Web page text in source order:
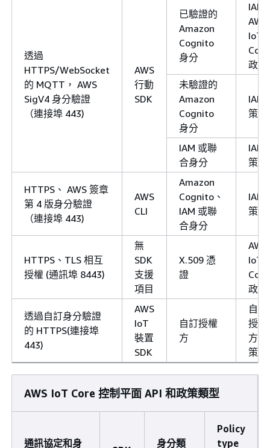
透過
HTTPS/WebSocket
的 MQTT， AWS
SigV4 身分驗證
（連接埠 443)
AWS
行動
SDK
已驗證的
Amazon
Cognito
身分
IAM
AWS
IoT
Core
政策
未驗證的
Amazon
Cognito
身分
IAM
策
IAM 或聯
合身分
IAM
策
HTTPS、 AWS 簽章
第 4 版身分驗證
（連接埠 443)
AWS
CLI
Amazon
Cognito、
IAM 或聯
合身分
IAM
策
HTTPS、TLS 相互
授權 (通訊埠 8443)
無
SDK
支援
項目
X.509 憑
證
AWS
IoT
Core
政策
透過自訂身分驗證
的 HTTPS(連接埠
443)
AWS
IoT
裝置
SDK
自訂授權
方
自訂
授權
方政
策
AWS IoT Core 控制平面 API 和政策類型
通訊協定和身 身分類
Policy
type